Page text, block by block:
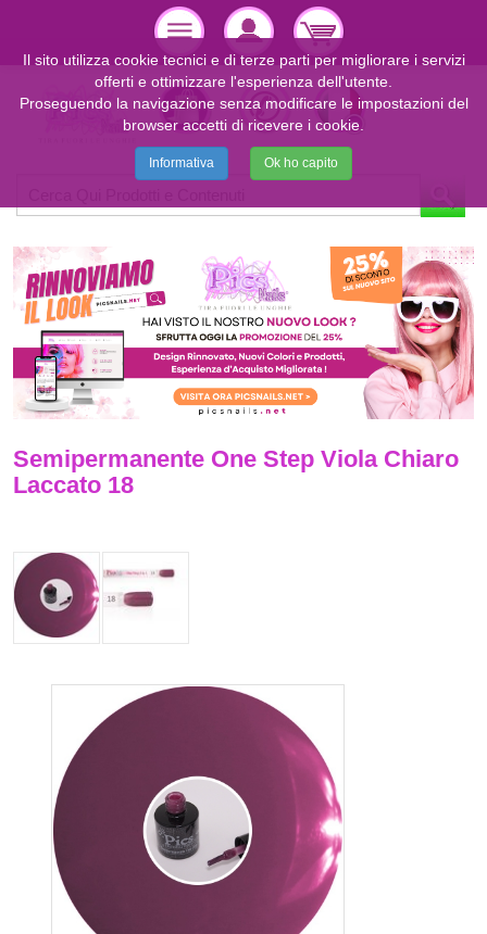
Semipermanente One Step Viola Chiaro
Laccato 18
Il sito utilizza cookie tecnici e di terze parti per migliorare i servizi
offerti e ottimizzare l'esperienza dell'utente.
Proseguendo la navigazione senza modificare le impostazioni del
browser accetti di ricevere i cookie.
Informativa Ok ho capito